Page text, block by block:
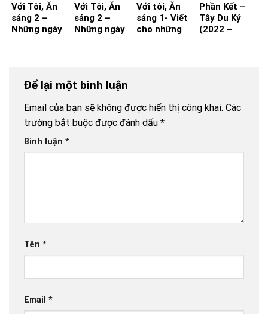
Với Tôi, Ăn
sáng 2 –
Những ngày
Với Tôi, Ăn
sáng 2 –
Những ngày
Với tôi, Ăn
sáng 1- Viết
cho những
Phần Kết –
Tây Du Ký
(2022 –
Để lại một bình luận
Email của bạn sẽ không được hiển thị công khai. Các
trường bắt buộc được đánh dấu *
Bình luận *
Tên *
Email *